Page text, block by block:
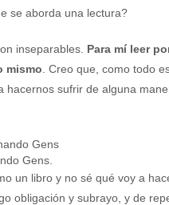
se aborda una lectura?
inseparables. Para mí leer
mismo . Creo que, como todo
hacernos sufrir de alguna
Gens.
un libro y no sé qué voy a
obligación y subrayo, y de